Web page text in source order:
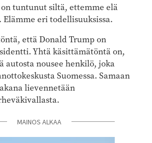
tuntunut siltä, ettemme elä
Elämme eri todellisuuksissa.
että Donald Trump on
Yhtä käsittämätöntä on,
autosta nousee henkilö, joka
Suomessa. Samaan
lievennetään
MAINOS ALKAA